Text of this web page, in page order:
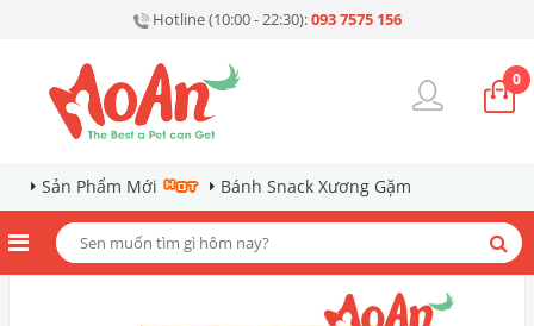
Hotline (10:00 - 22:30):093 7575 156
0
Sản Phẩm Mới Bánh Snack Xương Gặm